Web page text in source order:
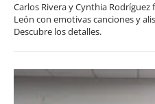
Carlos Rivera y Cynthia
León con emotivas canciones y
Descubre los detalles.